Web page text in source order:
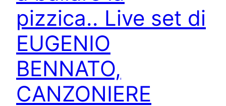
pizzica.. Live set di
EUGENIO
BENNATO,
CANZONIERE